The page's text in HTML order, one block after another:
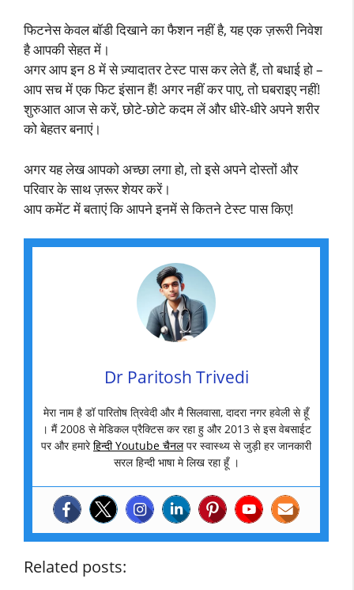
फिटनेस केवल बॉडी दिखाने का फैशन नहीं है, यह एक ज़रूरी निवेश
है आपकी सेहत में।
अगर आप इन 8 में से ज़्यादातर टेस्ट पास कर लेते हैं, तो बधाई हो –
आप सच में एक फिट इंसान हैं! अगर नहीं कर पाए, तो घबराइए नहीं!
शुरुआत आज से करें, छोटे-छोटे कदम लें और धीरे-धीरे अपने शरीर
को बेहतर बनाएं।
अगर यह लेख आपको अच्छा लगा हो, तो इसे अपने दोस्तों और
परिवार के साथ ज़रूर शेयर करें।
आप कमेंट में बताएं कि आपने इनमें से कितने टेस्ट पास किए!
Dr Paritosh Trivedi
मेरा नाम है डॉ पारितोष त्रिवेदी और मै सिलवासा, दादरा नगर हवेली से हूँ
। मैं 2008 से मेडिकल प्रैक्टिस कर रहा हु और 2013 से इस वेबसाईट
पर और हमारेहिन्दी Youtube चैनलपर स्वास्थ्य से जुड़ी हर जानकारी
सरल हिन्दी भाषा मे लिख रहा हूँ ।
Related posts: